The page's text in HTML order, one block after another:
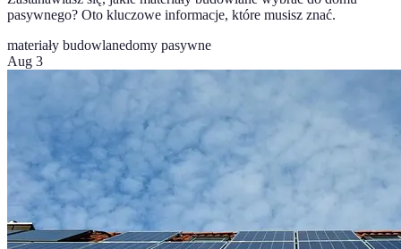
pasywnego? Oto kluczowe informacje, które musisz znać.
materiały budowlanedomy pasywne
Aug 3